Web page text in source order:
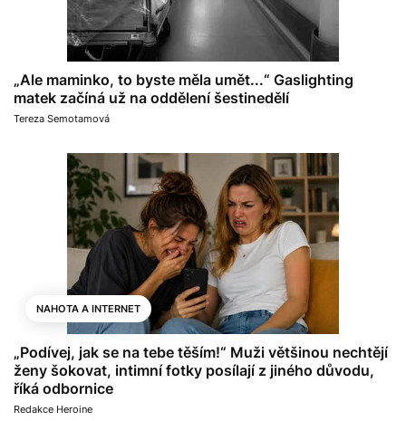
„Ale maminko, to byste měla umět...“ Gaslighting
matek začíná už na oddělení šestinedělí
Tereza Semotamová
NAHOTA A INTERNET
„Podívej, jak se na tebe těším!“ Muži většinou nechtějí
ženy šokovat, intimní fotky posílají z jiného důvodu,
říká odbornice
Redakce Heroine